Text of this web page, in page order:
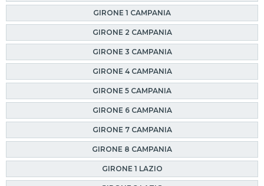
GIRONE 1 CAMPANIA
GIRONE 2 CAMPANIA
GIRONE 3 CAMPANIA
GIRONE 4 CAMPANIA
GIRONE 5 CAMPANIA
GIRONE 6 CAMPANIA
GIRONE 7 CAMPANIA
GIRONE 8 CAMPANIA
GIRONE 1 LAZIO